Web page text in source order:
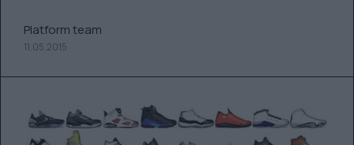
Platform team
11.05.2015